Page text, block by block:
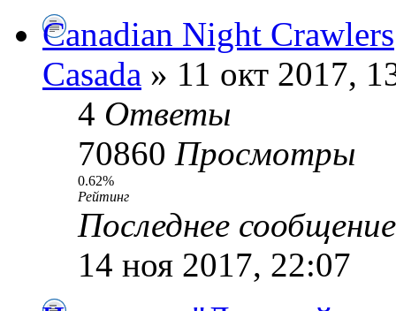
Canadian Night Crawlers
Casada » 11 окт 2017,
4 Ответы
70860 Просмотры
0.62%
Рейтинг
Последнее
14 ноя 2017, 22:07